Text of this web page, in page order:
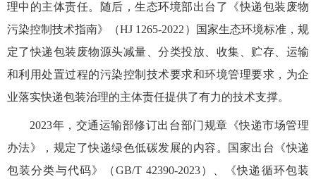
理中的主体责任。随后，生态环境部出台了《快递包装废物
污染控制技术指南》（HJ 1265-2022）国家生态环境标准，规
定了快递包装废物源头减量、分类投放、收集、贮存、运输
和利用处置过程的污染控制技术要求和环境管理要求，为企
业落实快递包装治理的主体责任提供了有力的技术支撑。
2023年，交通运输部修订出台部门规章《快递市场管理
办法》，规定了快递绿色低碳发展的内容。国家出台《快递
包装分类与代码》（GB/T 42390-2023）、《快递循环包装